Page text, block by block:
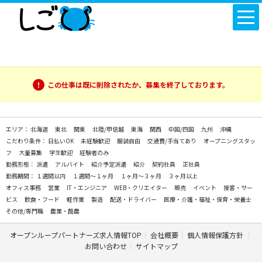
この仕事は既に削除されたか、募集を終了しております。
エリア： 北海道 東北 関東 北陸/甲信越 東海 関西 中国/四国 九州
沖縄
こだわり条件： 日払いOK 未経験歓迎 服装自由 交通費/手当てあり
オープニングスタッ
フ
大量募集 学生歓迎
経験者のみ
勤務形態： 派遣 アルバイト 紹介予定派遣 紹介 契約社員
正社員
勤務期間： １週間以内 １週間～１ヶ月 １ヶ月～３ヶ月
３ヶ月以上
オフィス事務
営業 IT・エンジニア WEB・クリエイター 販売 イベント
接客・サー
ビス
飲食・フード 軽作業 製造 配送・ドライバー
医療・介護・福祉・保育・栄養士
その他/専門職
農業・酪農
オープンループパートナーズ求人情報TOP 会社概要
個人情報保護方針
お問い合わせ
サイトマップ